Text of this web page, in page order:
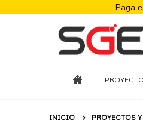
Paga
INICIO PROYECTOS